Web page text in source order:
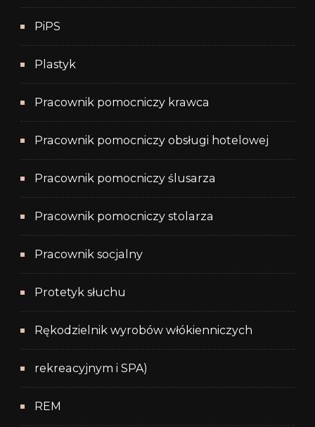
PiPS
Plastyk
Pracownik pomocniczy krawca
Pracownik pomocniczy obsługi hotelowej
Pracownik pomocniczy ślusarza
Pracownik pomocniczy stolarza
Pracownik socjalny
Protetyk słuchu
Rękodzielnik wyrobów włókienniczych
rekreacyjnym i SPA)
REM